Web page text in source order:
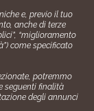
s.r.l.
e, previo il tuo
anche di terze
“miglioramento
come specificato
potremmo
seguenti finalità
degli annunci